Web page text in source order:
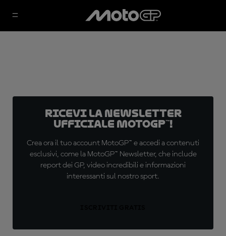
Ricevi la newsletter
ufficiale MotoGP™!
Crea ora il tuo account MotoGP™ e accedi a contenuti
esclusivi, come la MotoGP™ Newsletter, che include
report dei GP, video incredibili e informazioni
interessanti sul nostro sport.